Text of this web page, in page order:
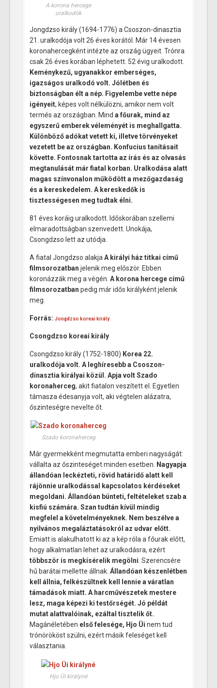
A korona hercege
uralkodók
Jongdzso király (1694-1776) a Csoszon-dinasztia
21. uralkodója volt 26 éves korától. Már 14 évesen
koronahercegként intézte az ország ügyeit. Trónra
csak 26 éves korában léphetett. 52 évig uralkodott.
Keménykezű, ugyanakkor emberséges,
igazságos uralkodó volt. Jólétben és
biztonságban élt a nép. Figyelembe vette népe
igényeit, képes volt nélkülözni, amikor nem volt
termés az országban. Mind a főurak, mind az
egyszerű emberek véleményét is meghallgatta.
Különböző adókat vetett ki, illetve törvényeket
vezetett be az országban. Konfucius tanításait
követte. Fontosnak tartotta az írás és az olvasás
megtanulását már fiatal korban. Uralkodása alatt
magas színvonalon működött a mezőgazdaság
és a kereskedelem. A kereskedők is
tisztességesen meg tudtak élni.
81 éves koráig uralkodott. Időskorában szellemi
elmaradottságban szenvedett. Unokája,
Csongdzso lett az utódja.
A fiatal Jongdzso alakja A királyi ház titkai című
filmsorozatban jelenik meg először. Ebben
koronázzák meg a végén. A korona hercege című
filmsorozatban pedig már idős királyként jelenik
meg.
Forrás: Jongdzso koreai király
Csongdzso koreai király
Csongdzso király (1752-1800) Korea 22.
uralkodója volt. A leghíresebb a Csoszon-
dinasztia királyai közül. Apja volt Szado
koronaherceg, akit fiatalon veszített el. Egyetlen
támasza édesanyja volt, aki végtelen alázatra,
őszinteségre nevelte őt.
Szado koronaherceg
Már gyermekként megmutatta emberi nagyságát:
vállalta az őszinteséget minden esetben. Nagyapja
á llandóan leckézteti, rövid határidő alatt kell
rájönnie uralkodással kapcsolatos kérdéseket
megoldani. Állandóan bünteti, feltételeket szab a
kisfiú számára. Szan tudtán kívül mindig
megfelel a követelményeknek. Nem beszélve a
nyilvános megaláztatásokról az udvar előtt.
Emiatt is alakulhatott ki az a kép róla a főurak előtt,
hogy alkalmatlan lehet az uralkodásra, ezért
többször is megkísérelik megölni. Szerencsére
hű barátai mellette állnak. Állandóan készenlétben
kell állnia, felkészültnek kell lennie a váratlan
támadások miatt. A harcművészetek mestere
lesz, maga képezi ki testőrségét. Jó példát
mutat alattvalóinak, ezáltal tisztelik őt.
Magánéletében első felesége, Hjo Üi nem tud
trónörököst szülni, ezért másik feleséget kell
választania.
Hjo Üi királyné